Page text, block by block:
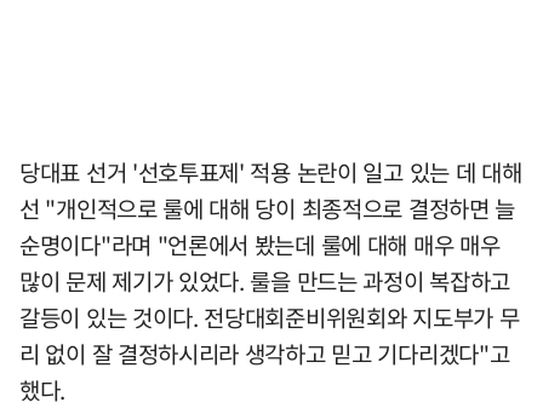
당대표 선거 '선호투표제' 적용 논란이 일고 있는 데 대해
선 "개인적으로 룰에 대해 당이 최종적으로 결정하면 늘
순명이다"라며 "언론에서 봤는데 룰에 대해 매우 매우
많이 문제 제기가 있었다. 룰을 만드는 과정이 복잡하고
갈등이 있는 것이다. 전당대회준비위원회와 지도부가 무
리 없이 잘 결정하시리라 생각하고 믿고 기다리겠다"고
했다.